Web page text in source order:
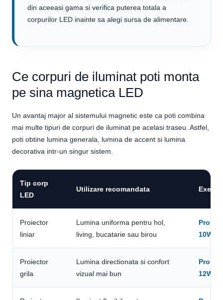
din aceeasi gama si verifica puterea totala a
corpurilor LED inainte sa alegi sursa de alimentare.
Ce corpuri de iluminat poti monta
pe sina magnetica LED
Un avantaj major al sistemului magnetic este ca poti combina
mai multe tipuri de corpuri de iluminat pe acelasi traseu. Astfel,
poti obtine lumina generala, lumina de accent si lumina
decorativa intr-un singur sistem.
Tip corp
LED
Utilizare recomandata
Proiector
liniar
Lumina uniforma pentru hol,
living, bucatarie sau birou
10W
Proiector
grila
Lumina directionata si confort
vizual mai bun
12W